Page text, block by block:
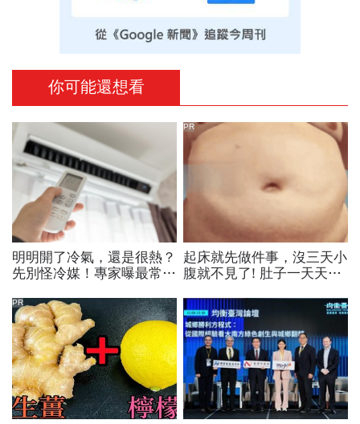
你可能還想看
明明開了冷氣，還是很熱？
先別怪冷媒！專家曝最常出
起床就先做件事，沒三天小
腹就不見了! 肚子一天天變
PR
PR